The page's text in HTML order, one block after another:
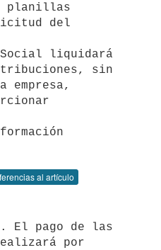
planillas
del
Social liquidará
sin
empresa,
al artículo
por